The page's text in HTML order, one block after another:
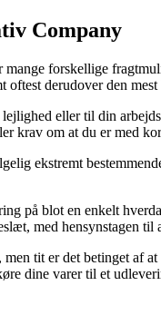
Company
forskellige
oftest derudover den
eller til din
krav om at du er med
ekstremt
på blot en enkelt
med hensynstagen
tit er det betinget af
dine varer til et